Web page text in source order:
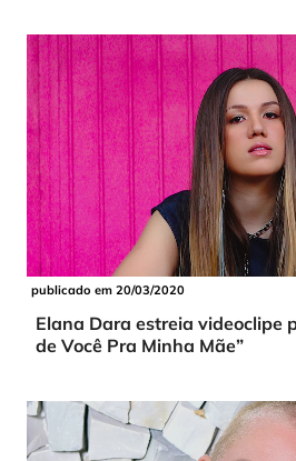
publicado em 20/03/2020
Elana Dara estreia videoclipe
de Você Pra Minha Mãe”